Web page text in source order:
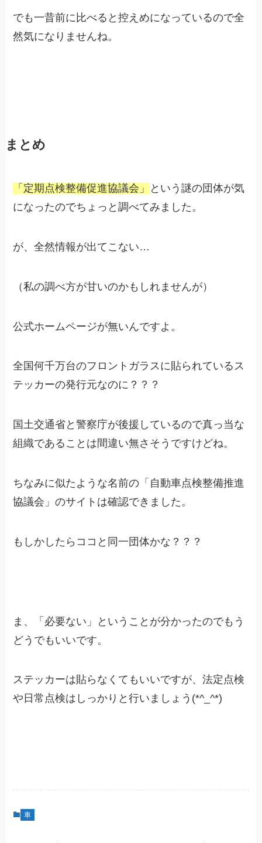
でも一昔前に比べると控えめになっているので全
然気になりませんね。
まとめ
「定期点検整備促進協議会」
という謎の団体が気
になったのでちょっと調べてみました。
が、全然情報が出てこない…
（私の調べ方が甘いのかもしれませんが）
公式ホームページが無いんですよ。
全国何千万台のフロントガラスに貼られているス
テッカーの発行元なのに？？？
国土交通省と警察庁が後援しているので真っ当な
組織であることは間違い無さそうですけどね。
ちなみに似たような名前の「自動車点検整備推進
協議会」のサイトは確認できました。
もしかしたらココと同一団体かな？？？
ま、「必要ない」ということが分かったのでもう
どうでもいいです。
ステッカーは貼らなくてもいいですが、法定点検
や日常点検はしっかりと行いましょう(*^_^*)
車